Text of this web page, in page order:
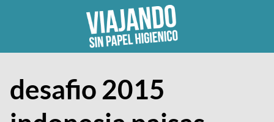
desafio 2015